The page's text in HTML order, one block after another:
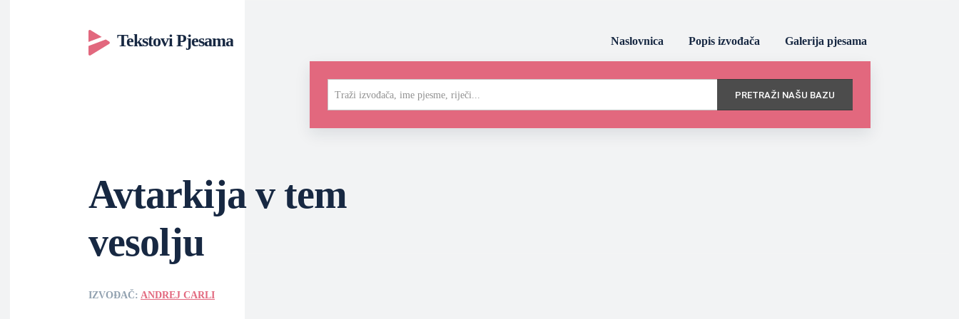
Tekstovi Pjesama Naslovnica Popis izvođača Galerija pjesama
Traži izvođača, ime pjesme, riječi... PRETRAŽI NAŠU BAZU
Avtarkija v tem
vesolju
IZVOĐAČ: ANDREJ CARLI